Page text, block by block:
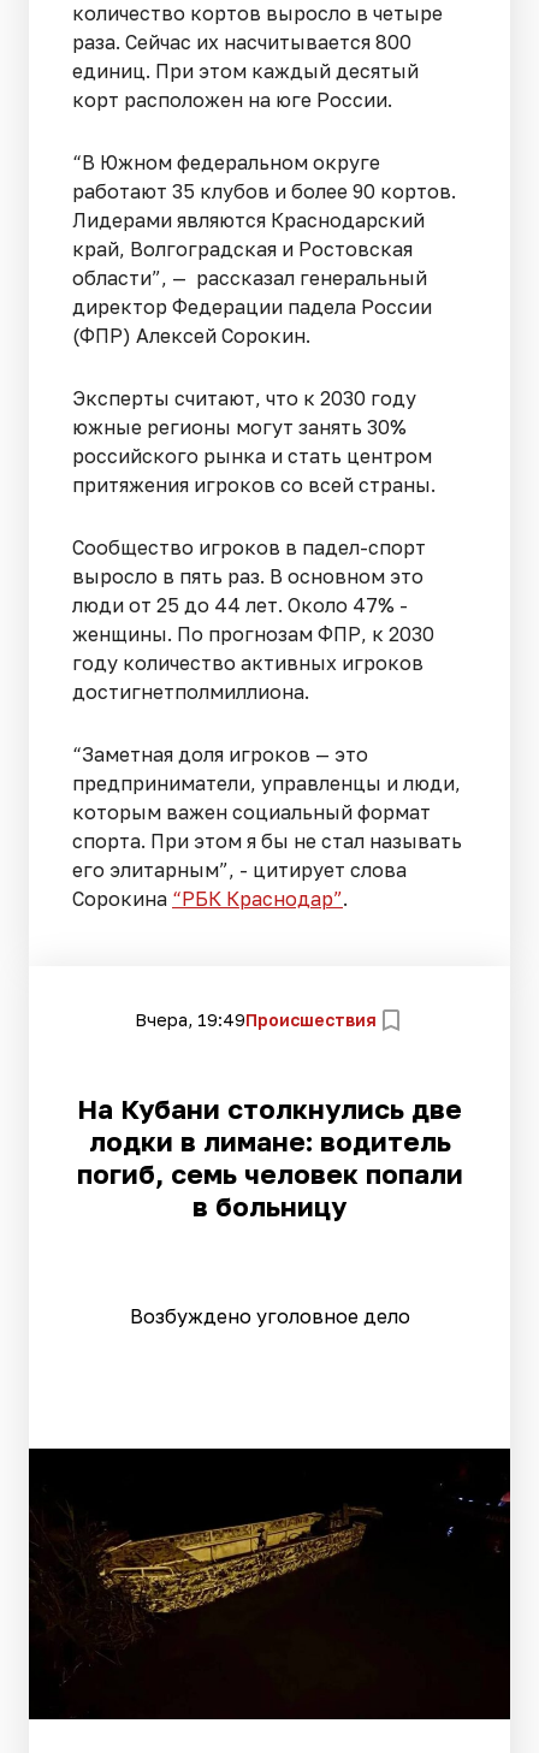
количество кортов выросло в четыре
раза. Сейчас их насчитывается 800
единиц. При этом каждый десятый
корт расположен на юге России.
“В Южном федеральном округе
работают 35 клубов и более 90 кортов.
Лидерами являются Краснодарский
край, Волгоградская и Ростовская
области”, — рассказал генеральный
директор Федерации падела России
(ФПР) Алексей Сорокин.
Эксперты считают, что к 2030 году
южные регионы могут занять 30%
российского рынка и стать центром
притяжения игроков со всей страны.
Сообщество игроков в падел-спорт
выросло в пять раз. В основном это
люди от 25 до 44 лет. Около 47% -
женщины. По прогнозам ФПР, к 2030
году количество активных игроков
достигнетполмиллиона.
“Заметная доля игроков — это
предприниматели, управленцы и люди,
которым важен социальный формат
спорта. При этом я бы не стал называть
его элитарным”, - цитирует слова
Сорокина “РБК Краснодар”.
Вчера, 19:49Происшествия
На Кубани столкнулись две
лодки в лимане: водитель
погиб, семь человек попали
в больницу
Возбуждено уголовное дело